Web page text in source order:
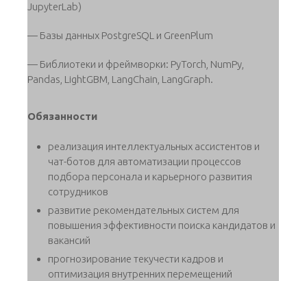
JupyterLab)
— Базы данных PostgreSQL и GreenPlum
— Библиотеки и фреймворки: PyTorch, NumPy,
Pandas, LightGBM, LangChain, LangGraph.
Обязанности
реализация интеллектуальных ассистентов и
чат-ботов для автоматизации процессов
подбора персонала и карьерного развития
сотрудников
развитие рекомендательных систем для
повышения эффективности поиска кандидатов и
вакансий
прогнозирование текучести кадров и
оптимизация внутренних перемещений